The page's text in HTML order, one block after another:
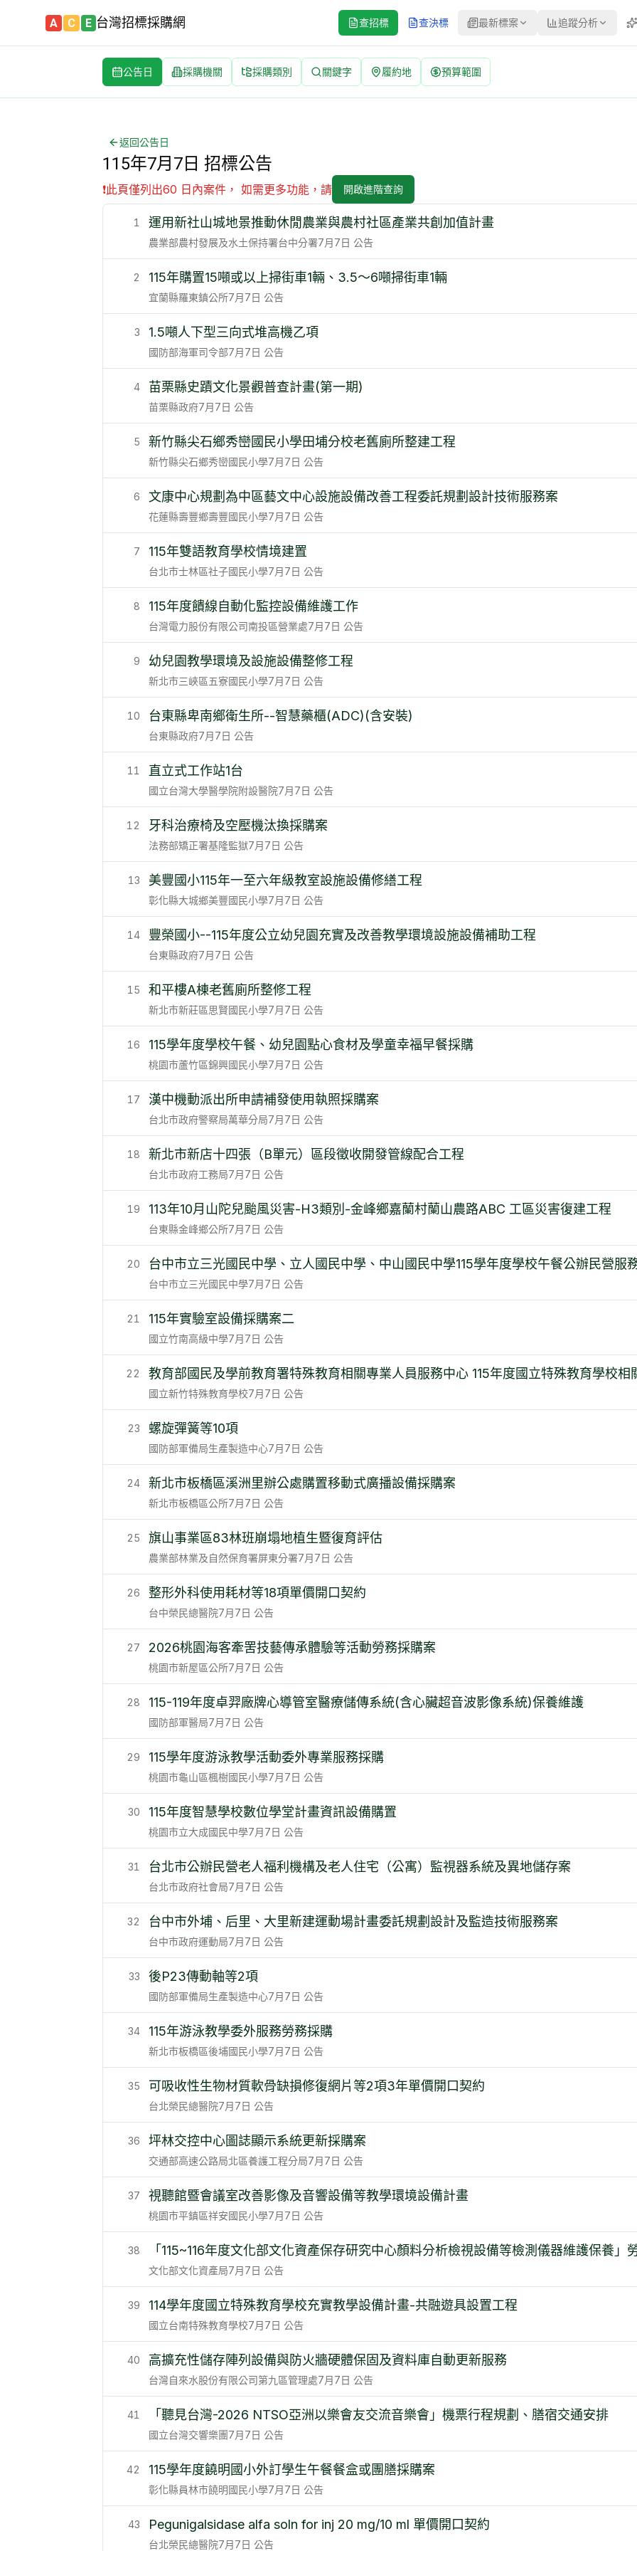
A C E 台灣招標採購網 查招標 查決標 最新標案 追蹤分析
公告日 採購機關 採購類別 關鍵字 履約地 預算範圍
返回公告日
115年7月7日 招標公告
❗此頁僅列出60 日內案件， 如需更多功能，請 開啟進階查詢
1 運用新社山城地景推動休閒農業與農村社區產業共創加值計畫
農業部農村發展及水土保持署台中分署7月7日 公告
2 115年購置15噸或以上掃街車1輛、3.5～6噸掃街車1輛
宜蘭縣羅東鎮公所7月7日 公告
3 1.5噸人下型三向式堆高機乙項
國防部海軍司令部7月7日 公告
4 苗栗縣史蹟文化景觀普查計畫(第一期)
苗栗縣政府7月7日 公告
5 新竹縣尖石鄉秀巒國民小學田埔分校老舊廁所整建工程
新竹縣尖石鄉秀巒國民小學7月7日 公告
6 文康中心規劃為中區藝文中心設施設備改善工程委託規劃設計技術服務案
花蓮縣壽豐鄉壽豐國民小學7月7日 公告
7 115年雙語教育學校情境建置
台北市士林區社子國民小學7月7日 公告
8 115年度饋線自動化監控設備維護工作
台灣電力股份有限公司南投區營業處7月7日 公告
9 幼兒園教學環境及設施設備整修工程
新北市三峽區五寮國民小學7月7日 公告
10 台東縣卑南鄉衛生所--智慧藥櫃(ADC)(含安裝)
台東縣政府7月7日 公告
11 直立式工作站1台
國立台灣大學醫學院附設醫院7月7日 公告
12 牙科治療椅及空壓機汰換採購案
法務部矯正署基隆監獄7月7日 公告
13 美豐國小115年一至六年級教室設施設備修繕工程
彰化縣大城鄉美豐國民小學7月7日 公告
14 豐榮國小--115年度公立幼兒園充實及改善教學環境設施設備補助工程
台東縣政府7月7日 公告
15 和平樓A棟老舊廁所整修工程
新北市新莊區思賢國民小學7月7日 公告
16 115學年度學校午餐、幼兒園點心食材及學童幸福早餐採購
桃園市蘆竹區錦興國民小學7月7日 公告
17 漢中機動派出所申請補發使用執照採購案
台北市政府警察局萬華分局7月7日 公告
18 新北市新店十四張（B單元）區段徵收開發管線配合工程
台北市政府工務局7月7日 公告
19 113年10月山陀兒颱風災害-H3類別-金峰鄉嘉蘭村蘭山農路ABC 工區災害復建工程
台東縣金峰鄉公所7月7日 公告
20 台中市立三光國民中學、立人國民中學、中山國民中學115學年度學校午餐公辦民營服
台中市立三光國民中學7月7日 公告
21 115年實驗室設備採購案二
國立竹南高級中學7月7日 公告
22 教育部國民及學前教育署特殊教育相關專業人員服務中心 115年度國立特殊教育學校相
國立新竹特殊教育學校7月7日 公告
23 螺旋彈簧等10項
國防部軍備局生產製造中心7月7日 公告
24 新北市板橋區溪洲里辦公處購置移動式廣播設備採購案
新北市板橋區公所7月7日 公告
25 旗山事業區83林班崩塌地植生暨復育評估
農業部林業及自然保育署屏東分署7月7日 公告
26 整形外科使用耗材等18項單價開口契約
台中榮民總醫院7月7日 公告
27 2026桃園海客牽罟技藝傳承體驗等活動勞務採購案
桃園市新屋區公所7月7日 公告
28 115-119年度卓羿廠牌心導管室醫療儲傳系統(含心臟超音波影像系統)保養維護
國防部軍醫局7月7日 公告
29 115學年度游泳教學活動委外專業服務採購
桃園市龜山區楓樹國民小學7月7日 公告
30 115年度智慧學校數位學堂計畫資訊設備購置
桃園市立大成國民中學7月7日 公告
31 台北市公辦民營老人福利機構及老人住宅（公寓）監視器系統及異地儲存案
台北市政府社會局7月7日 公告
32 台中市外埔、后里、大里新建運動場計畫委託規劃設計及監造技術服務案
台中市政府運動局7月7日 公告
33 後P23傳動軸等2項
國防部軍備局生產製造中心7月7日 公告
34 115年游泳教學委外服務勞務採購
新北市板橋區後埔國民小學7月7日 公告
35 可吸收性生物材質軟骨缺損修復網片等2項3年單價開口契約
台北榮民總醫院7月7日 公告
36 坪林交控中心圖誌顯示系統更新採購案
交通部高速公路局北區養護工程分局7月7日 公告
37 視聽館暨會議室改善影像及音響設備等教學環境設備計畫
桃園市平鎮區祥安國民小學7月7日 公告
38 「115~116年度文化部文化資產保存研究中心顏料分析檢視設備等檢測儀器維護保養」
文化部文化資產局7月7日 公告
39 114學年度國立特殊教育學校充實教學設備計畫-共融遊具設置工程
國立台南特殊教育學校7月7日 公告
40 高擴充性儲存陣列設備與防火牆硬體保固及資料庫自動更新服務
台灣自來水股份有限公司第九區管理處7月7日 公告
41 「聽見台灣-2026 NTSO亞洲以樂會友交流音樂會」機票行程規劃、膳宿交通安排
國立台灣交響樂團7月7日 公告
42 115學年度饒明國小外訂學生午餐餐盒或團膳採購案
彰化縣員林市饒明國民小學7月7日 公告
43 Pegunigalsidase alfa soln for inj 20 mg/10 ml 單價開口契約
台北榮民總醫院7月7日 公告